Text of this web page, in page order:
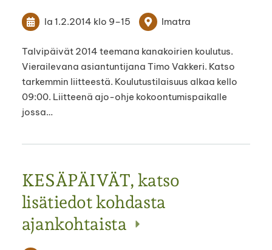
la 1.2.2014 klo 9–15 Imatra
Talvipäivät 2014 teemana kanakoirien koulutus.
Vierailevana asiantuntijana Timo Vakkeri. Katso
tarkemmin liitteestä. Koulutustilaisuus alkaa kello
09:00. Liitteenä ajo-ohje kokoontumispaikalle
jossa…
KESÄPÄIVÄT, katso
lisätiedot kohdasta
ajankohtaista